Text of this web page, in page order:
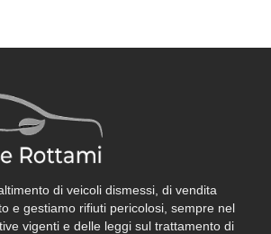
di veicoli dismessi, di vendita
e gestiamo rifiuti pericolosi, sempre nel
vigenti e delle leggi sul trattamento di